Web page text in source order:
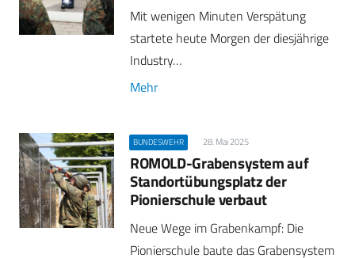
Mit wenigen Minuten Verspätung
startete heute Morgen der diesjährige
Industry…
Mehr
BUNDESWEHR 28. Mai 2025
ROMOLD-Grabensystem auf
Standortübungsplatz der
Pionierschule verbaut
Neue Wege im Grabenkampf: Die
Pionierschule baute das Grabensystem